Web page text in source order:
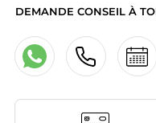
DEMANDE CONSEIL À